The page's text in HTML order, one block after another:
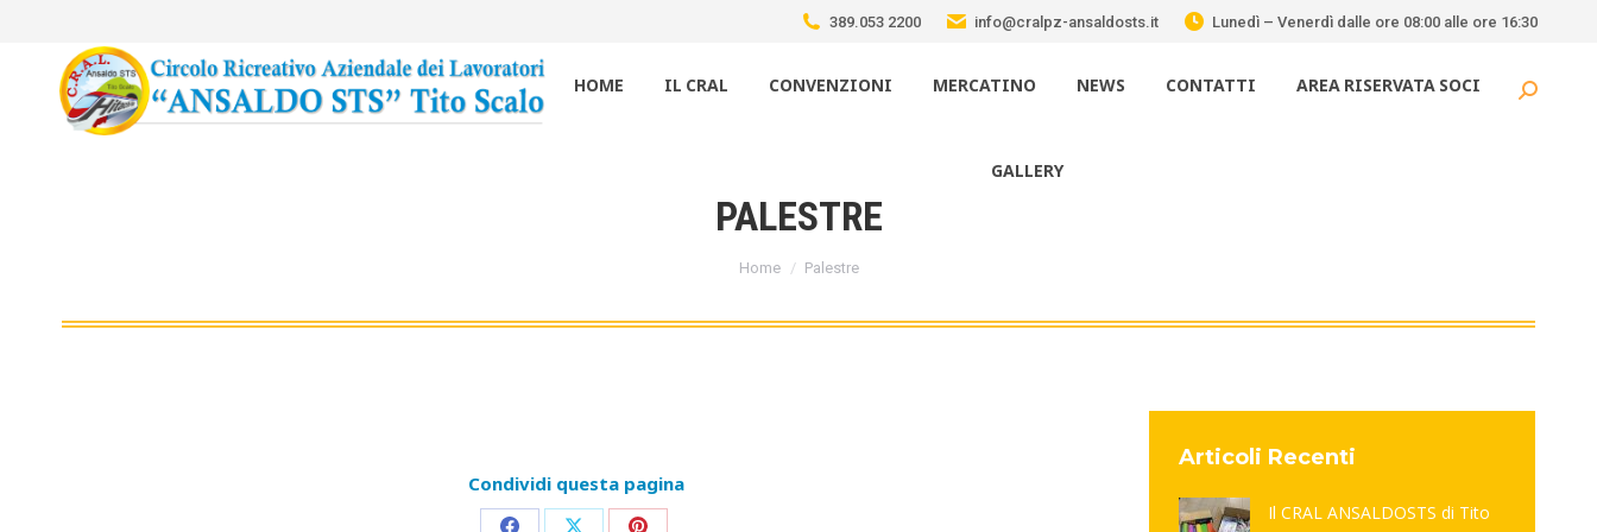
389.053 2200 info@cralpz-ansaldosts.it Lunedì – Venerdì dalle ore 08:00 alle ore 16:30
HOME IL CRAL CONVENZIONI MERCATINO NEWS CONTATTI AREA RISERVATA SOCI
GALLERY
Cerca:
PALESTRE
Tu sei qui:
Home Palestre
Condividi questa pagina
Articoli Recenti
Il CRAL ANSALDOSTS di Tito